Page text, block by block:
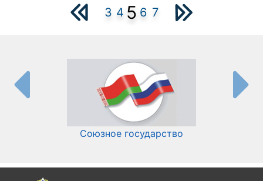
3 4 5 6 7
Союзное государство